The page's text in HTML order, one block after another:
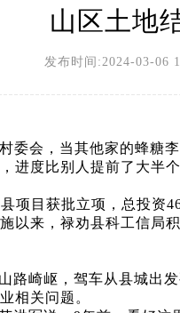
山区土地
发布时间:2024-03-06
委会，当其他家的蜂糖
进度比别人提前了大半
项目获批立项，总投资
以来，禄劝县科工信局
路崎岖，驾车从县城出
相关问题。